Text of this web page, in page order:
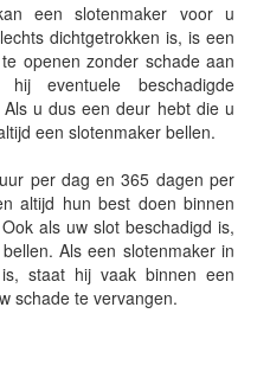
een slotenmaker voor u
dichtgetrokken is, is een
openen zonder schade aan
eventuele beschadigde
u dus een deur hebt die u
een slotenmaker bellen.
per dag en 365 dagen per
altijd hun best doen binnen
als uw slot beschadigd is,
Als een slotenmaker in
staat hij vaak binnen een
schade te vervangen.